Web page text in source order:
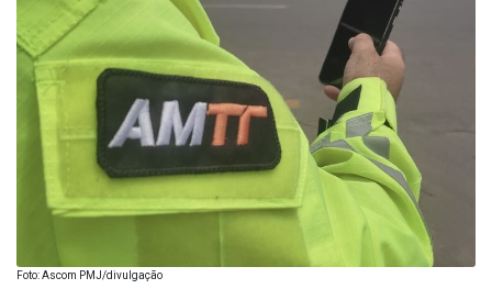
Foto: Ascom PMJ/divulgação